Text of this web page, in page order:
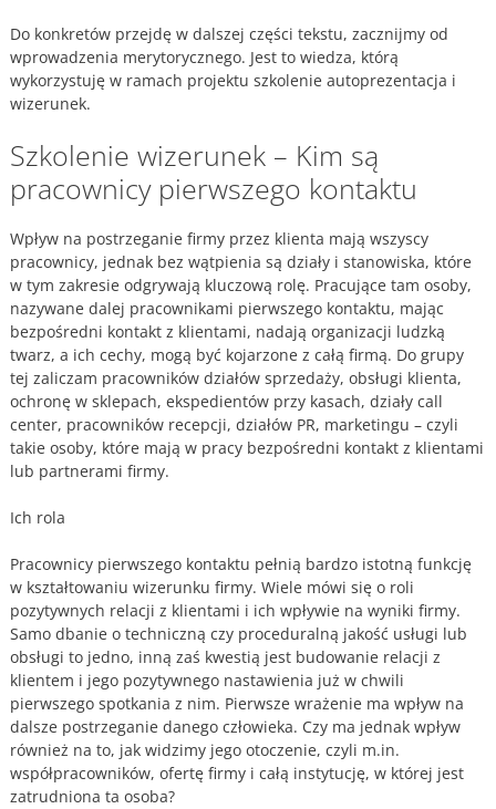
Do konkretów przejdę w dalszej części tekstu, zacznijmy od
wprowadzenia merytorycznego. Jest to wiedza, którą
wykorzystuję w ramach projektu szkolenie autoprezentacja i
wizerunek.
Szkolenie wizerunek – Kim są
pracownicy pierwszego kontaktu
Wpływ na postrzeganie firmy przez klienta mają wszyscy
pracownicy, jednak bez wątpienia są działy i stanowiska, które
w tym zakresie odgrywają kluczową rolę. Pracujące tam osoby,
nazywane dalej pracownikami pierwszego kontaktu, mając
bezpośredni kontakt z klientami, nadają organizacji ludzką
twarz, a ich cechy, mogą być kojarzone z całą firmą. Do grupy
tej zaliczam pracowników działów sprzedaży, obsługi klienta,
ochronę w sklepach, ekspedientów przy kasach, działy call
center, pracowników recepcji, działów PR, marketingu – czyli
takie osoby, które mają w pracy bezpośredni kontakt z klientami
lub partnerami firmy.
Ich rola
Pracownicy pierwszego kontaktu pełnią bardzo istotną funkcję
w kształtowaniu wizerunku firmy. Wiele mówi się o roli
pozytywnych relacji z klientami i ich wpływie na wyniki firmy.
Samo dbanie o techniczną czy proceduralną jakość usługi lub
obsługi to jedno, inną zaś kwestią jest budowanie relacji z
klientem i jego pozytywnego nastawienia już w chwili
pierwszego spotkania z nim. Pierwsze wrażenie ma wpływ na
dalsze postrzeganie danego człowieka. Czy ma jednak wpływ
również na to, jak widzimy jego otoczenie, czyli m.in.
współpracowników, ofertę firmy i całą instytucję, w której jest
zatrudniona ta osoba?